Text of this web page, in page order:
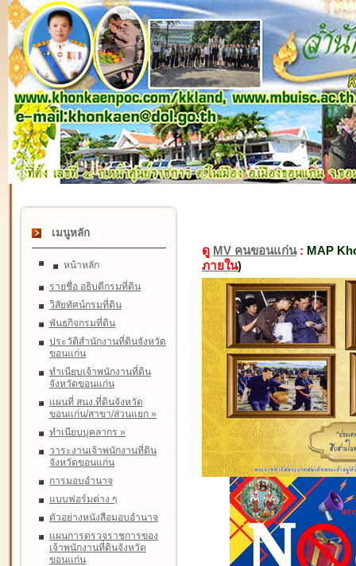
เมนูหลัก
หน้าหลัก
รายชื่อ อธิบดีกรมที่ดิน
วิสัยทัศน์กรมที่ดิน
พันธกิจกรมที่ดิน
ประวัติสำนักงานที่ดินจังหวัด
ขอนแก่น
ทำเนียบเจ้าพนักงานที่ดิน
จังหวัดขอนแก่น
แผนที่ สนง.ที่ดินจังหวัด
ขอนแก่น/สาขา/ส่วนแยก »
ทำเนียบบุคลากร »
วาระงานเจ้าพนักงานที่ดิน
จังหวัดขอนแก่น
การมอบอำนาจ
แบบฟอร์มต่าง ๆ
ตัวอย่างหนังสือมอบอำนาจ
แผนการตรวจราชการของ
เจ้าพนักงานที่ดินจังหวัด
ขอนแก่น
ดู MV คนขอนแก่น: MAP
ภายใน)